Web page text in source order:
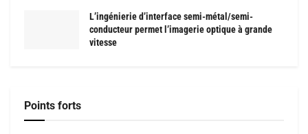
L’ingénierie d’interface semi-métal/semi-
conducteur permet l’imagerie optique à grande
vitesse
Points forts